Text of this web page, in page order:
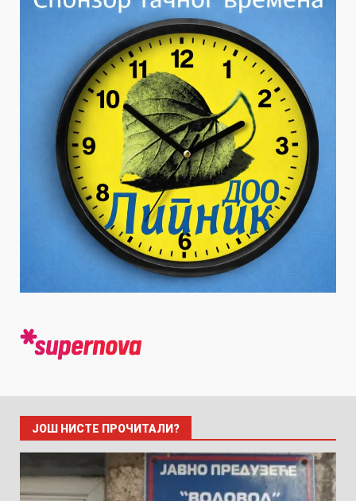
ЈОШ НИСТЕ ПРОЧИТАЛИ?